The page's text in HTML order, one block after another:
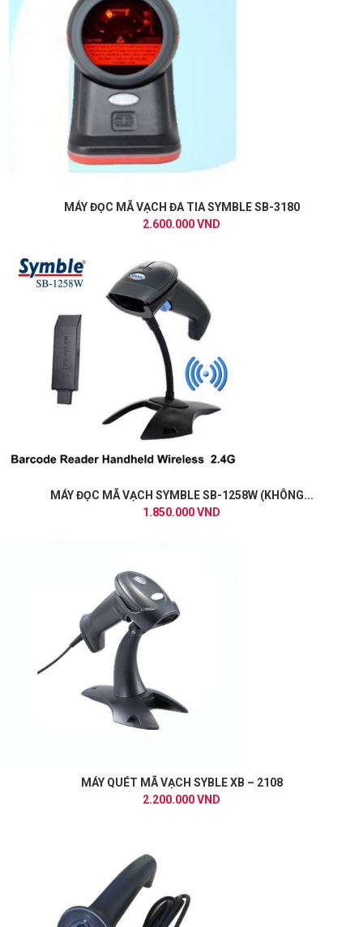
MÁY ĐỌC MÃ VẠCH ĐA TIA SYMBLE SB-3180
2.600.000 VND
MÁY ĐỌC MÃ VẠCH SYMBLE SB-1258W (KHÔNG...
1.850.000 VND
MÁY QUÉT MÃ VẠCH SYBLE XB – 2108
2.200.000 VND